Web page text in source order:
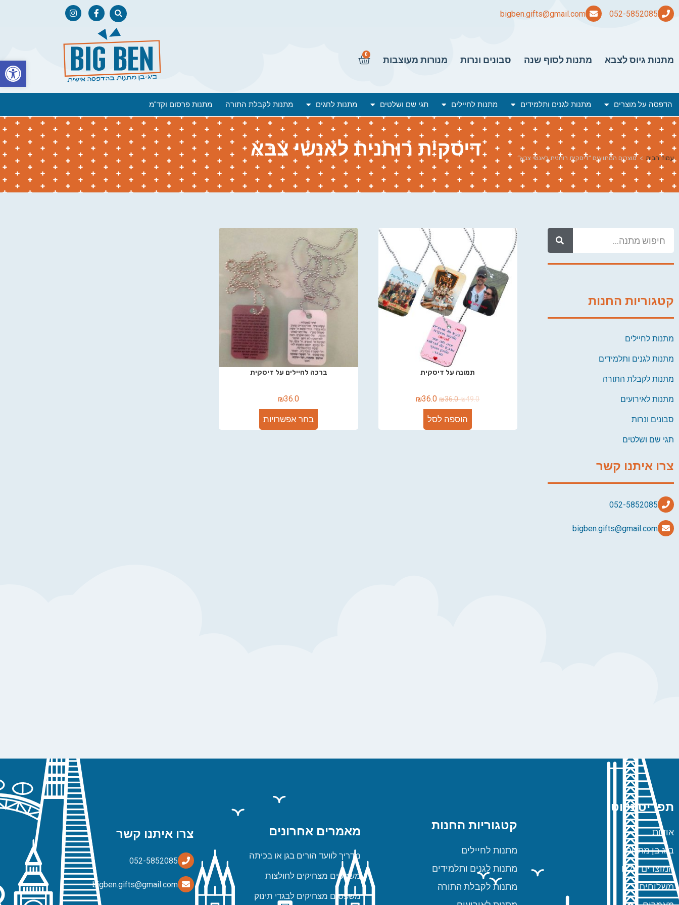
bigben.gifts@gmail.com
מתנות גיוס לצבא מתנות לסוף שנה סבונים ונרות מנורות מעוצבות
0
הדפסה על מוצרים מתנות לגנים ותלמידים מתנות לחיילים תגי שם ושלטים מתנות לחגים מתנות לקבלת התורה מתנות פרסום וקד"מ
דיסקית רוחנית לאנשי צבא עמוד הבית > מוצרים המתויגים “דיסקית רוחנית לאנשי צבא”
קטגוריות החנות
מתנות לחיילים
מתנות לגנים ותלמידים
מתנות לקבלת התורה
מתנות לאירועים
סבונים ונרות
תגי שם ושלטים
צרו איתנו קשר
bigben.gifts@gmail.com
תמונה על דיסקית
₪49.0
₪36.0
₪36.0
הוספה לסל
ברכה לחיילים על דיסקית
₪36.0
בחר אפשרויות
תפריט ניווט
אודות
ביג בן מתנות
המוצרים שלנו
משלוחים
קטגוריות החנות
מתנות לחיילים
מתנות לגנים ותלמידים
מתנות לקבלת התורה
מאמרים אחרונים
מדריך לוועד הורים בגן או בכיתה
משפטים מצחיקים לחולצות
משפטים מצחיקים לבגדי תינוק
צרו איתנו קשר
bigben.gifts@gmail.com